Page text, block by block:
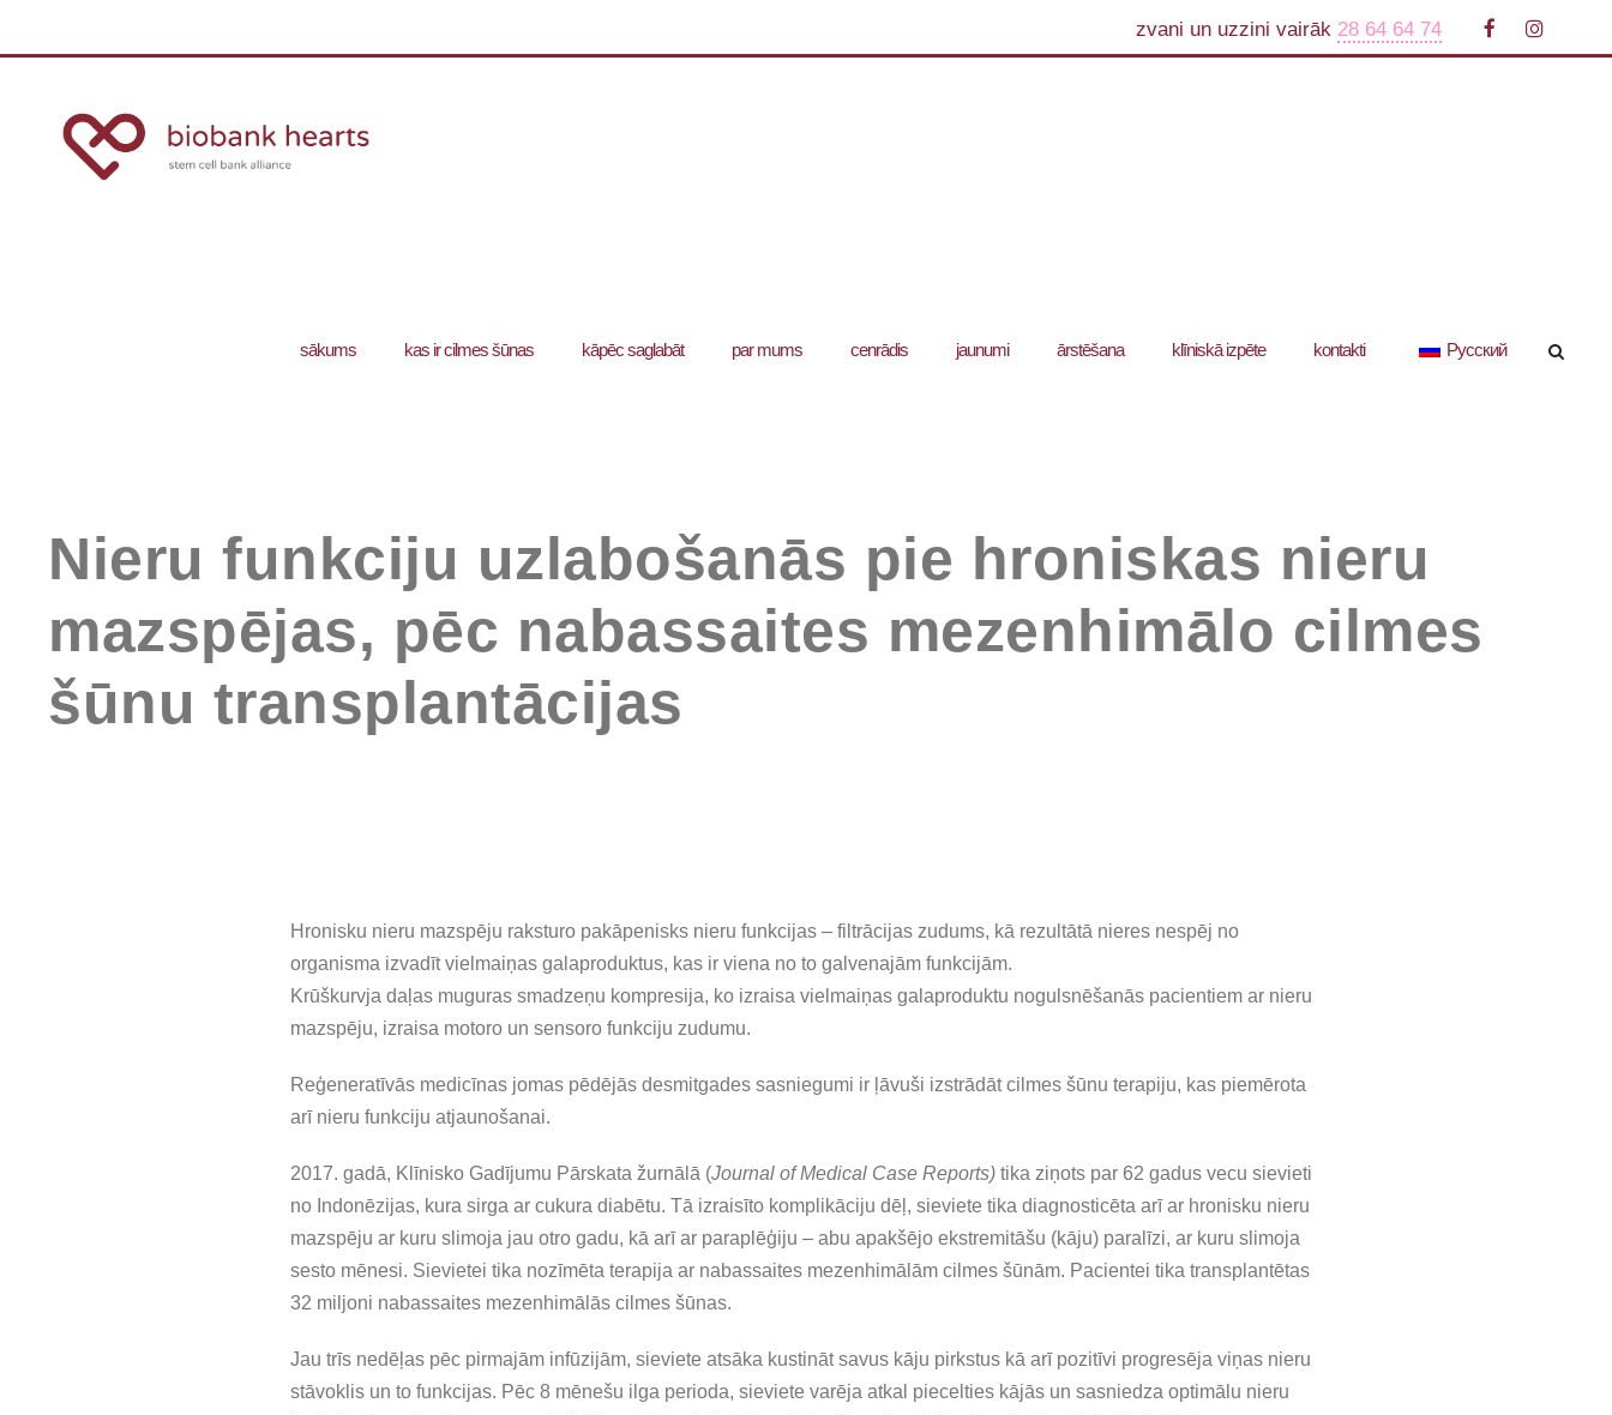
zvani un uzzini vairāk 28 64 64 74
sākums kas ir cilmes šūnas kāpēc saglabāt par mums cenrādis jaunumi ārstēšana klīniskā izpēte kontakti Русский
Nieru funkciju uzlabošanās pie hroniskas nieru
mazspējas, pēc nabassaites mezenhimālo cilmes
šūnu transplantācijas
Hronisku nieru mazspēju raksturo pakāpenisks nieru funkcijas – filtrācijas zudums, kā rezultātā nieres nespēj no
organisma izvadīt vielmaiņas galaproduktus, kas ir viena no to galvenajām funkcijām.
Krūškurvja daļas muguras smadzeņu kompresija, ko izraisa vielmaiņas galaproduktu nogulsnēšanās pacientiem ar nieru
mazspēju, izraisa motoro un sensoro funkciju zudumu.
Reģeneratīvās medicīnas jomas pēdējās desmitgades sasniegumi ir ļāvuši izstrādāt cilmes šūnu terapiju, kas piemērota
arī nieru funkciju atjaunošanai.
2017. gadā, Klīnisko Gadījumu Pārskata žurnālā (Journal of Medical Case Reports) tika ziņots par 62 gadus vecu sievieti
no Indonēzijas, kura sirga ar cukura diabētu. Tā izraisīto komplikāciju dēļ, sieviete tika diagnosticēta arī ar hronisku nieru
mazspēju ar kuru slimoja jau otro gadu, kā arī ar paraplēģiju – abu apakšējo ekstremitāšu (kāju) paralīzi, ar kuru slimoja
sesto mēnesi. Sievietei tika nozīmēta terapija ar nabassaites mezenhimālām cilmes šūnām. Pacientei tika transplantētas
32 miljoni nabassaites mezenhimālās cilmes šūnas.
Jau trīs nedēļas pēc pirmajām infūzijām, sieviete atsāka kustināt savus kāju pirkstus kā arī pozitīvi progresēja viņas nieru
stāvoklis un to funkcijas. Pēc 8 mēnešu ilga perioda, sieviete varēja atkal piecelties kājās un sasniedza optimālu nieru